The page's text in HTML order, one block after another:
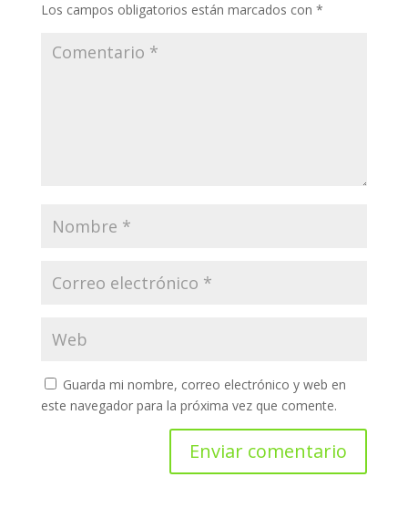
Los campos obligatorios están marcados con *
Guarda mi nombre, correo electrónico y web en
este navegador para la próxima vez que comente.